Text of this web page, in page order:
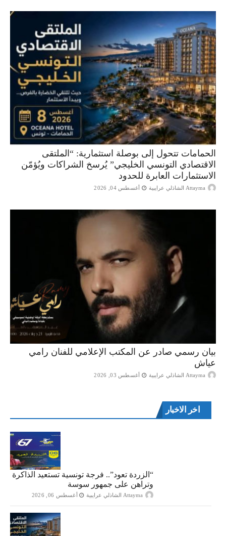
الحمامات تتحول إلى بوصلة استثمارية: “الملتقى
الاقتصادي التونسي الخليجي” يُرسخ الشراكات ويُؤمّن
الاستثمارات العابرة للحدود
Attayma الشاذلي عرايبية أغسطس 04, 2026
بيان رسمي صادر عن المكتب الإعلامي للفنان رامي
عياش
Attayma الشاذلي عرايبية أغسطس 03, 2026
اخر الاخبار
“الزردة تعود”.. فرجة تونسية تستعيد الذاكرة
وتراهن على جمهور سوسة
Attayma الشاذلي عرايبية أغسطس 06, 2026